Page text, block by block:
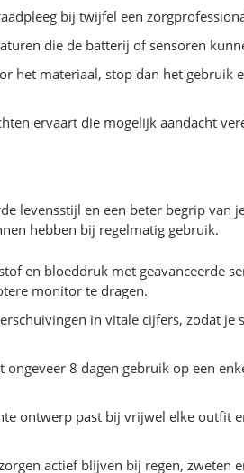
bij twijfel een
die de batterij of sensoren
het materiaal, stop dan het gebruik
ervaart die mogelijk aandacht
levensstijl en een beter begrip van
hebben bij regelmatig gebruik.
en bloeddruk met geavanceerde
monitor te dragen.
in vitale cijfers, zodat
ongeveer 8 dagen gebruik op een
ontwerp past bij vrijwel elke outfit
actief blijven bij regen, zweten